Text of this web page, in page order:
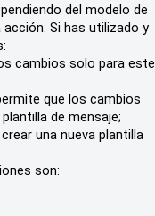
del modelo de
Si has utilizado y
cambios solo para este
que los cambios
de mensaje;
una nueva plantilla
son: